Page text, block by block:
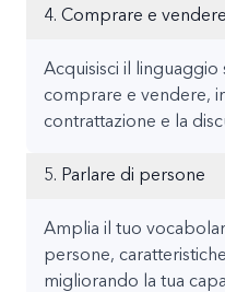
4. Comprare e vendere
Acquisisci il
comprare e vendere,
contrattazione e la
5. Parlare di persone
Amplia il tuo
persone,
migliorando la tua